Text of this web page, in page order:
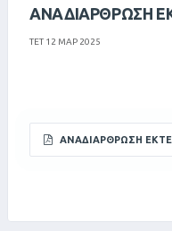
ΑΝΑΔΙΑΡΘΡΩΣΗ
ΤΕΤ 12 ΜΑΡ 2025
ΑΝΑΔΙΑΡΘΡΩΣΗ